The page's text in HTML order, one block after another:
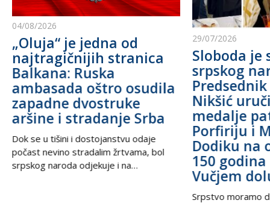
04/08/2026
„Oluja“ je jedna od
najtragičnijih stranica
Balkana: Ruska
ambasada oštro osudila
zapadne dvostruke
aršine i stradanje Srba
Dok se u tišini i dostojanstvu odaje
počast nevino stradalim žrtvama, bol
srpskog naroda odjekuje i na
29/07/2026
Sloboda je
srpskog
Nikšić
medalje
Porfiriju i
Dodiku na
150
Vučjem
Srpstvo moramo